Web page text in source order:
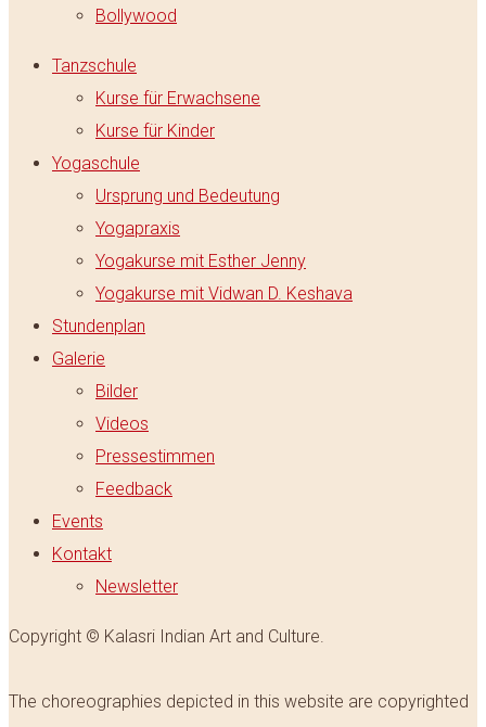
Bollywood
Tanzschule
Kurse für Erwachsene
Kurse für Kinder
Yogaschule
Ursprung und Bedeutung
Yogapraxis
Yogakurse mit Esther Jenny
Yogakurse mit Vidwan D. Keshava
Stundenplan
Galerie
Bilder
Videos
Pressestimmen
Feedback
Events
Kontakt
Newsletter
Copyright © Kalasri Indian Art and Culture.
The choreographies depicted in this website are copyrighted